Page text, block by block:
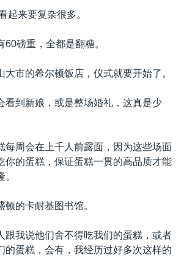
起来要复杂很多。
磅重，全都是翻糖。
大市的希尔顿饭店，仪式就要开始了。
看到新娘，或是整场婚礼，这真是少
每周会在上千人前露面，因为这些场面
你的蛋糕，保证蛋糕一贯的高品质才能
的卡耐基图书馆。
跟我说他们舍不得吃我们的蛋糕，或者
的蛋糕，会有，我经历过好多次这样的